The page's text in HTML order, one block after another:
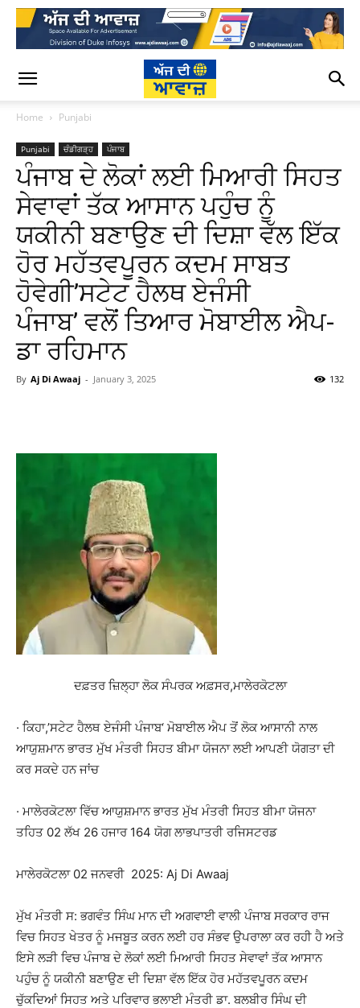
Home Punjabi
Punjabi ਚੰਡੀਗੜ੍ਹ ਪੰਜਾਬ
ਪੰਜਾਬ ਦੇ ਲੋਕਾਂ ਲਈ ਮਿਆਰੀ ਸਿਹਤ
ਸੇਵਾਵਾਂ ਤੱਕ ਆਸਾਨ ਪਹੁੰਚ ਨੂੰ
ਯਕੀਨੀ ਬਣਾਉਣ ਦੀ ਦਿਸ਼ਾ ਵੱਲ ਇੱਕ
ਹੋਰ ਮਹੱਤਵਪੂਰਨ ਕਦਮ ਸਾਬਤ
ਹੋਵੇਗੀ’ਸਟੇਟ ਹੈਲਥ ਏਜੰਸੀ
ਪੰਜਾਬ’ ਵਲੋਂ ਤਿਆਰ ਮੋਬਾਈਲ ਐਪ-
ਡਾ ਰਹਿਮਾਨ
By Aj Di Awaaj - January 3, 2025 132
ਦਫ਼ਤਰ ਜ਼ਿਲ੍ਹਾ ਲੋਕ ਸੰਪਰਕ ਅਫ਼ਸਰ,ਮਾਲੇਰਕੋਟਲਾ
· ਕਿਹਾ,’ਸਟੇਟ ਹੈਲਥ ਏਜੰਸੀ ਪੰਜਾਬ‘ ਮੋਬਾਈਲ ਐਪ ਤੋਂ ਲੋਕ ਆਸਾਨੀ ਨਾਲ
ਆਯੁਸ਼ਮਾਨ ਭਾਰਤ ਮੁੱਖ ਮੰਤਰੀ ਸਿਹਤ ਬੀਮਾ ਯੋਜਨਾ ਲਈ ਆਪਣੀ ਯੋਗਤਾ ਦੀ
ਕਰ ਸਕਦੇ ਹਨ ਜਾਂਚ
· ਮਾਲੇਰਕੋਟਲਾ ਵਿੱਚ ਆਯੁਸ਼ਮਾਨ ਭਾਰਤ ਮੁੱਖ ਮੰਤਰੀ ਸਿਹਤ ਬੀਮਾ ਯੋਜਨਾ
ਤਹਿਤ 02 ਲੱਖ 26 ਹਜਾਰ 164 ਯੋਗ ਲਾਭਪਾਤਰੀ ਰਜਿਸਟਰਡ
ਮਾਲੇਰਕੋਟਲਾ 02 ਜਨਵਰੀ 2025: Aj Di Awaaj
ਮੁੱਖ ਮੰਤਰੀ ਸ: ਭਗਵੰਤ ਸਿੰਘ ਮਾਨ ਦੀ ਅਗਵਾਈ ਵਾਲੀ ਪੰਜਾਬ ਸਰਕਾਰ ਰਾਜ
ਵਿਚ ਸਿਹਤ ਖੇਤਰ ਨੂੰ ਮਜਬੂਤ ਕਰਨ ਲਈ ਹਰ ਸੰਭਵ ਉਪਰਾਲਾ ਕਰ ਰਹੀ ਹੈ ਅਤੇ
ਇਸੇ ਲੜੀ ਵਿਚ ਪੰਜਾਬ ਦੇ ਲੋਕਾਂ ਲਈ ਮਿਆਰੀ ਸਿਹਤ ਸੇਵਾਵਾਂ ਤੱਕ ਆਸਾਨ
ਪਹੁੰਚ ਨੂੰ ਯਕੀਨੀ ਬਣਾਉਣ ਦੀ ਦਿਸ਼ਾ ਵੱਲ ਇੱਕ ਹੋਰ ਮਹੱਤਵਪੂਰਨ ਕਦਮ
ਚੁੱਕਦਿਆਂ ਸਿਹਤ ਅਤੇ ਪਰਿਵਾਰ ਭਲਾਈ ਮੰਤਰੀ ਡਾ. ਬਲਬੀਰ ਸਿੰਘ ਦੀ